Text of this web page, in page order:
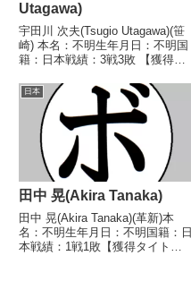
Utagawa)
宇田川 次夫(Tsugio Utagawa)(笹
崎) 本名：不明生年月日：不明国
籍：日本戦績：3戦3敗 【獲得タ
1946/10/06 ●1RKO 高津 昭吉
(京浜)■1946年度東日本バンタム
級新人王1回戦1946/1...
日本
田中 晃(Akira Tanaka)
田中 晃(Akira Tanaka)(革新)本
名：不明生年月日：不明国籍：日
本戦績：1戦1敗【獲得タイト